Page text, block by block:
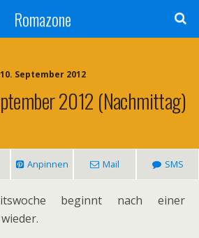
Romazone
10. September 2012
2012 (Nachmittag)
Anpinnen Mail SMS
beginnt nach einer